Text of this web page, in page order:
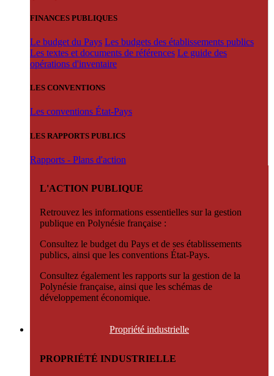
FINANCES PUBLIQUES
Le budget du Pays Les budgets des établissements publics
Les textes et documents de références Le guide des
opérations d'inventaire
LES CONVENTIONS
Les conventions État-Pays
LES RAPPORTS PUBLICS
Rapports - Plans d'action
L'ACTION PUBLIQUE
Retrouvez les informations essentielles sur la gestion
publique en Polynésie française :
Consultez le budget du Pays et de ses établissements
publics, ainsi que les conventions État-Pays.
Consultez également les rapports sur la gestion de la
Polynésie française, ainsi que les schémas de
développement économique.
Propriété industrielle
PROPRIÉTÉ INDUSTRIELLE